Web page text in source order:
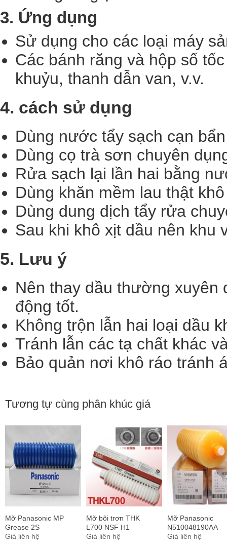
3. Ứng dụng
Sử dụng cho các loại máy
Các bánh răng và hộp số
khuỷu, thanh dẫn van, v.v.
4. cách sử dụng
Dùng nước tẩy sạch cạn
Dùng cọ trà sơn chuyên
Rửa sạch lại lần hai bằng
Dùng khăn mềm lau thật
Dùng dung dịch tẩy rửa
Sau khi khô xịt dầu nên khu
5. Lưu ý
Nên thay dầu thường xuyên
động tốt.
Không trộn lẫn hai loại dầu
Tránh lẫn các tạ chất khác
Bảo quản nơi khô ráo tránh
Tương tự cùng phân khúc giá
Mỡ Panasonic MP
Grease 2S
N510006423AA
Giá liên hệ
Mỡ bôi trơn THK
L700 NSF H1
Giá liên hệ
Mỡ Panasonic
N510048190AA
LCG100 SMT
Giá liên hệ